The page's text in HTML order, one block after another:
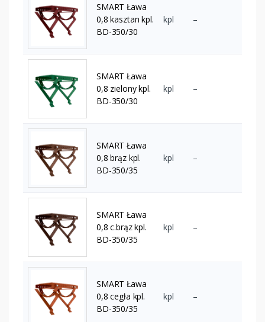
SMART Ława
0,8 kasztan kpl.
BD-350/30
kpl –
SMART Ława
0,8 zielony kpl.
BD-350/30
kpl –
SMART Ława
0,8 brąz kpl.
BD-350/35
kpl –
SMART Ława
0,8 c.brąz kpl.
BD-350/35
kpl –
SMART Ława
0,8 cegła kpl.
BD-350/35
kpl –